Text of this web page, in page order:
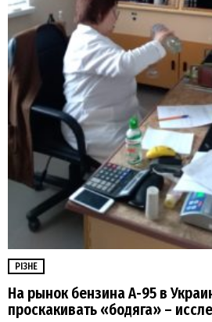
РІЗНЕ
На рынок бензина А-95 в
проскакивать «бодяга» –